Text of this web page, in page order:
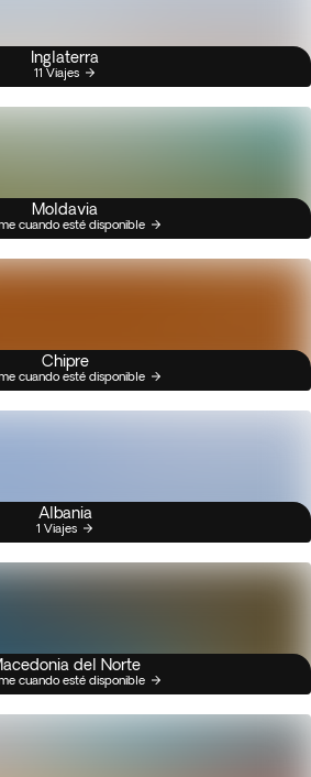
Inglaterra
11 Viajes
Moldavia
cuando esté disponible
Chipre
cuando esté disponible
Albania
1 Viajes
del Norte
cuando esté disponible